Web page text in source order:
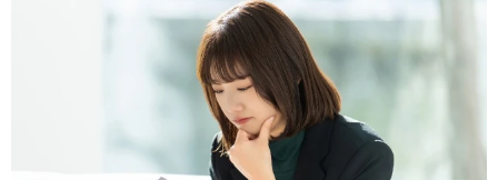
https://ameblo.jp/pets-adachi203/